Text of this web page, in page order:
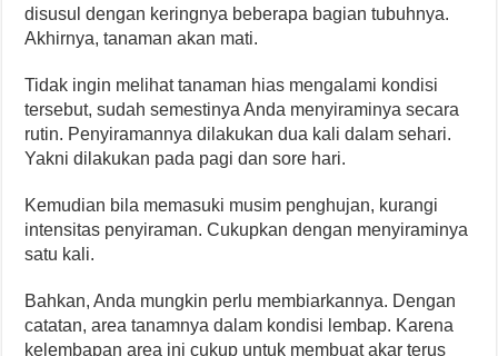
disusul dengan keringnya beberapa bagian tubuhnya.
Akhirnya, tanaman akan mati.
Tidak ingin melihat tanaman hias mengalami kondisi
tersebut, sudah semestinya Anda menyiraminya secara
rutin. Penyiramannya dilakukan dua kali dalam sehari.
Yakni dilakukan pada pagi dan sore hari.
Kemudian bila memasuki musim penghujan, kurangi
intensitas penyiraman. Cukupkan dengan menyiraminya
satu kali.
Bahkan, Anda mungkin perlu membiarkannya. Dengan
catatan, area tanamnya dalam kondisi lembap. Karena
kelembapan area ini cukup untuk membuat akar terus